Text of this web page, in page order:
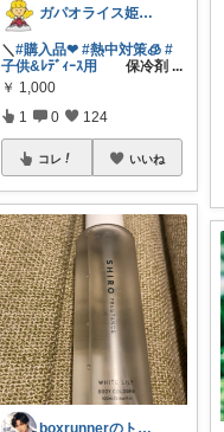
ガパオライス姫👸🌶️🌶️🌶️
＼#購入品❤︎ #熱中対策🧊 #
子供&ﾚﾃﾞｨｰｽ用 保冷剤 ...
￥ 1,000
1 0 124
コレ いいね
boxrunnerのトレーニングルーム